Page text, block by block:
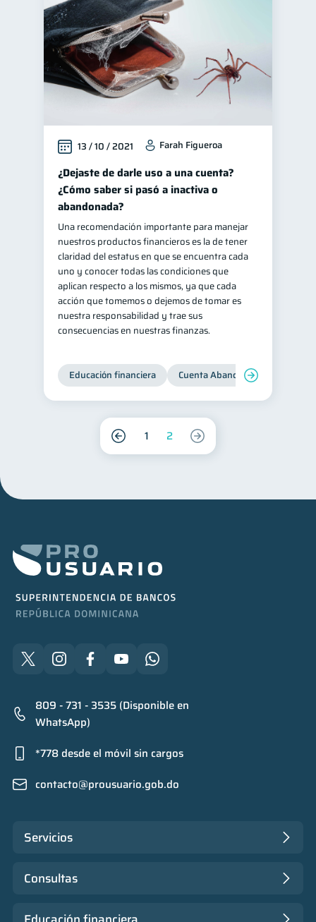
13 / 10 / 2021 Farah Figueroa
¿Dejaste de darle uso a una cuenta?
¿Cómo saber si pasó a inactiva o
abandonada?
Una recomendación importante para manejar
nuestros productos financieros es la de tener
claridad del estatus en que se encuentra cada
uno y conocer todas las condiciones que
aplican respecto a los mismos, ya que cada
acción que tomemos o dejemos de tomar es
nuestra responsabilidad y trae sus
consecuencias en nuestras finanzas.
Educación financiera Cuenta Abandonada
1 2
809 - 731 - 3535 (Disponible en
WhatsApp)
*778 desde el móvil sin cargos
contacto@prousuario.gob.do
Servicios
Consultas